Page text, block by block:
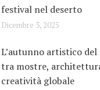
festival nel deserto
Dicembre 3, 2025
L’autunno artistico
tra mostre,
creatività globale